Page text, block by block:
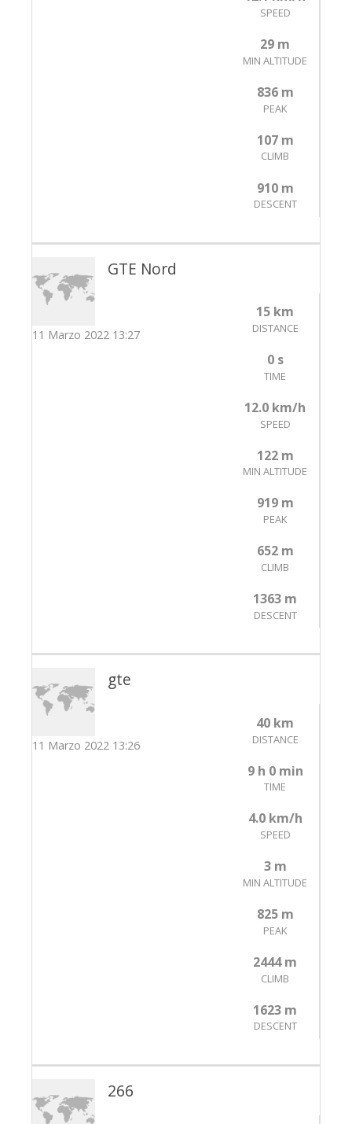
SPEED
MIN ALTITUDE
29 m
PEAK
836 m
CLIMB
107 m
DESCENT
910 m
GTE Nord
DISTANCE
15 km
TIME
0 s
SPEED
12.0 km/h
MIN ALTITUDE
122 m
PEAK
919 m
CLIMB
652 m
DESCENT
1363 m
11 Marzo 2022 13:27
gte
DISTANCE
40 km
TIME
9 h 0 min
SPEED
4.0 km/h
MIN ALTITUDE
3 m
PEAK
825 m
CLIMB
2444 m
DESCENT
1623 m
11 Marzo 2022 13:26
266